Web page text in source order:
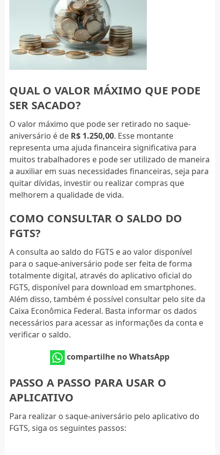
QUAL O VALOR MÁXIMO QUE PODE
SER SACADO?
O valor máximo que pode ser retirado no saque-
aniversário é de R$ 1.250,00. Esse montante
representa uma ajuda financeira significativa para
muitos trabalhadores e pode ser utilizado de maneira
a auxiliar em suas necessidades financeiras, seja para
quitar dívidas, investir ou realizar compras que
melhorem a qualidade de vida.
COMO CONSULTAR O SALDO DO
FGTS?
A consulta ao saldo do FGTS e ao valor disponível
para o saque-aniversário pode ser feita de forma
totalmente digital, através do aplicativo oficial do
FGTS, disponível para download em smartphones.
Além disso, também é possível consultar pelo site da
Caixa Econômica Federal. Basta informar os dados
necessários para acessar as informações da conta e
verificar o saldo.
compartilhe no WhatsApp
PASSO A PASSO PARA USAR O
APLICATIVO
Para realizar o saque-aniversário pelo aplicativo do
FGTS, siga os seguintes passos: